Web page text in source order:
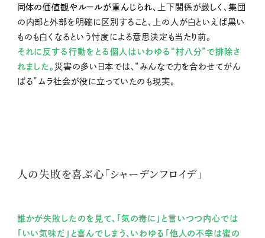
同体の価値観やルールが重んじられ、
上下関係が厳しく、集団
の内部と外部を明確に区別すること、上の人が白といえば黒い
ものも白くなるという忖度による意思決定も当たり前。
それに反する行動をとる個人はいわゆる“村八分”で排除さ
れました。 災害の多い日本では、“みんなで力を合わせてがん
ばる”ムラ社会が役に立っていたのも現実。
人の失敗を喜ぶ心「シャーデンフロイデ」
誰かが失敗したのを見て、「気の毒に」と言いつつ内心では
「いい気味だ」と喜んでしまう、いわゆる「他人の不幸は蜜の